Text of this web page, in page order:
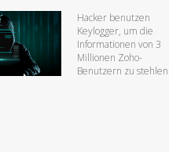
Hacker benutzen
Keylogger, um die
Informationen von 3
Millionen Zoho-
Benutzern zu stehlen